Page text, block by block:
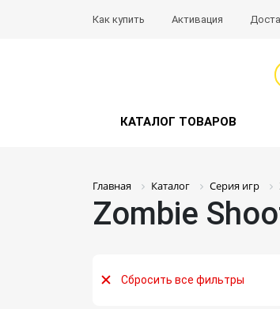
Как купить Активация
КАТАЛОГ ТОВАРОВ
Главная Каталог Серия игр
Zombie
Сбросить все фильтры